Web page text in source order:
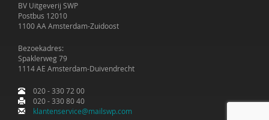
BV Uitgeverij SWP
Postbus 12010
1100 AA Amsterdam-Zuidoost
Bezoekadres:
Spaklerweg 79
1114 AE Amsterdam-Duivendrecht
020 - 330 72 00
020 - 330 80 40
klantenservice@mailswp.com